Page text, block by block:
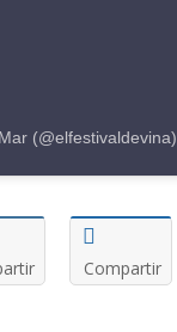
(@elfestivaldevina)
Compartir